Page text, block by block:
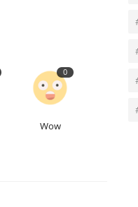
0
Wow